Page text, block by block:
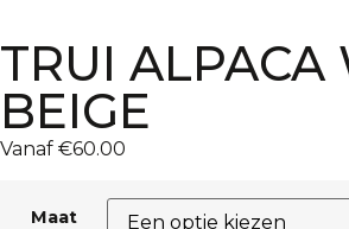
TRUI ALPACA
BEIGE
Vanaf €60.00
Maat